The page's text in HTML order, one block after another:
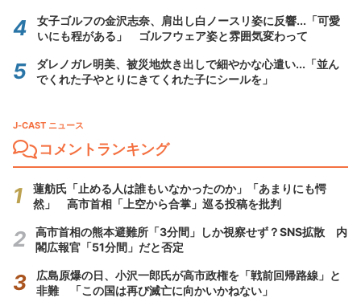
女子ゴルフの金沢志奈、肩出し白ノースリ姿に反響...「可愛
いにも程がある」 ゴルフウェア姿と雰囲気変わって
ダレノガレ明美、被災地炊き出しで細やかな心遣い...「並ん
でくれた子やとりにきてくれた子にシールを」
J-CAST ニュース
コメントランキング
蓮舫氏「止める人は誰もいなかったのか」「あまりにも愕
然」 高市首相「上空から合掌」巡る投稿を批判
高市首相の熊本避難所「3分間」しか視察せず？SNS拡散 内
閣広報官「51分間」だと否定
広島原爆の日、小沢一郎氏が高市政権を「戦前回帰路線」と
非難 「この国は再び滅亡に向かいかねない」